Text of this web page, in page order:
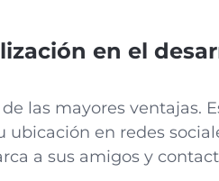
en el
las mayores ventajas.
en redes
a sus amigos y